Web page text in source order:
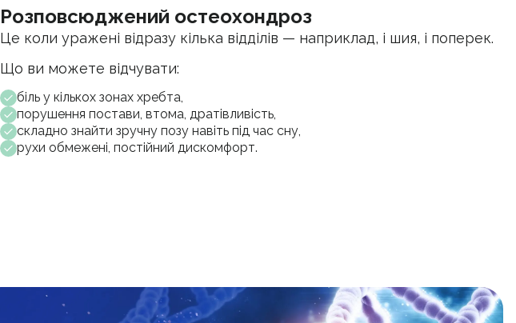
Розповсюджений остеохондроз
Це коли уражені відразу кілька відділів — наприклад, і шия, і поперек.
Що ви можете відчувати:
біль у кількох зонах хребта,
порушення постави, втома, дратівливість,
складно знайти зручну позу навіть під час сну,
рухи обмежені, постійний дискомфорт.